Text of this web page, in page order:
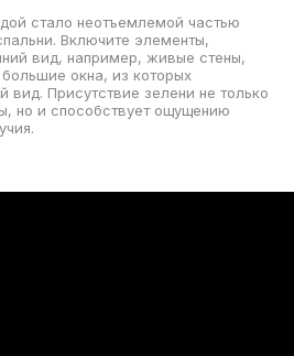
стало неотъемлемой частью
Включите элементы,
вид, например, живые стены,
окна, из которых
вид. Присутствие зелени не только
но и способствует ощущению